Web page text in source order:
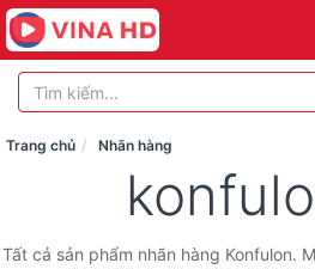
Trang chủ Nhãn hàng
Tất cả sản phẩm nhãn hàng Konfulon.